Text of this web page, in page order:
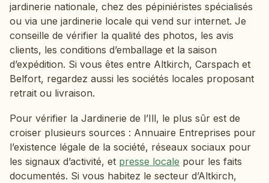
jardinerie nationale, chez des pépiniéristes spécialisés
ou via une jardinerie locale qui vend sur internet. Je
conseille de vérifier la qualité des photos, les avis
clients, les conditions d’emballage et la saison
d’expédition. Si vous êtes entre Altkirch, Carspach et
Belfort, regardez aussi les sociétés locales proposant
retrait ou livraison.
Pour vérifier la Jardinerie de l’Ill, le plus sûr est de
croiser plusieurs sources : Annuaire Entreprises pour
l’existence légale de la société, réseaux sociaux pour
les signaux d’activité, et presse locale pour les faits
documentés. Si vous habitez le secteur d’Altkirch,